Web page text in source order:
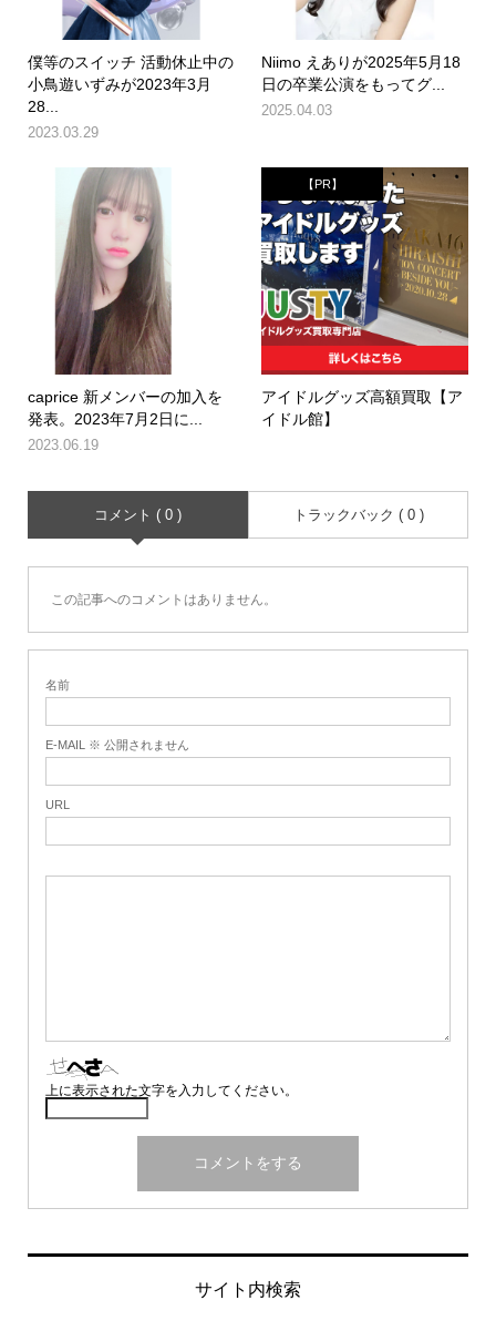
僕等のスイッチ 活動休止中の
小鳥遊いずみが2023年3月
28...
2023.03.29
Niimo えありが2025年5月18
日の卒業公演をもってグ...
2025.04.03
caprice 新メンバーの加入を
発表。2023年7月2日に...
2023.06.19
【PR】
アイドルグッズ高額買取【ア
イドル館】
コメント ( 0 ) トラックバック ( 0 )
この記事へのコメントはありません。
名前
E-MAIL ※ 公開されません
URL
上に表示された文字を入力してください。
サイト内検索